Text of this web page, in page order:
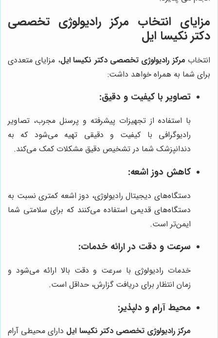
مزایای انتخاب مرکز رادیولوژی تخصصی
دکتر نکیسا ایل
انتخاب مرکز رادیولوژی تخصصی دکتر نکیسا ایل، مزایای متعددی
برای شما به همراه خواهد داشت:
تصاویر با کیفیت و دقیق:
با استفاده از تجهیزات پیشرفته و پرسنل مجرب، تصاویر
رادیوگرافی با کیفیت و دقیقی تهیه می‌شود که به
دندانپزشک شما در تشخیص دقیق مشکلات کمک می‌کند.
کاهش دوز اشعه:
دستگاه‌های دیجیتال رادیولوژی، دوز اشعه کمتری نسبت به
دستگاه‌های قدیمی استفاده می‌کنند که برای سلامتی شما
ایمن‌تر است.
سرعت و دقت در ارائه خدمات:
خدمات رادیولوژی با سرعت و دقت بالا ارائه می‌شود و
زمان انتظار برای دریافت گزارش، حداقل است.
محیط آرام و دلپذیر:
مرکز رادیولوژی تخصصی دکتر نکیسا ایل دارای محیطی آرام